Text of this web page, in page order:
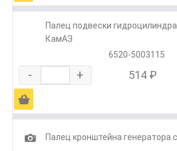
Палец подвески
КамАЗ
6520-5003115
- + 514 ₽
Ä
1
Палец кронштейна генератора